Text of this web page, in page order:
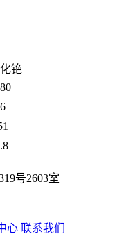
铯
号2603室
心 联系我们